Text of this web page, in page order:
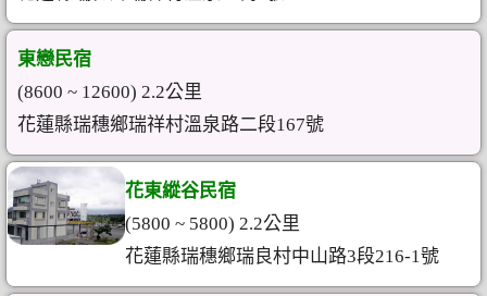
東戀民宿
(8600 ~ 12600) 2.2公里
花蓮縣瑞穗鄉瑞祥村溫泉路二段167號
花東縱谷民宿
(5800 ~ 5800) 2.2公里
花蓮縣瑞穗鄉瑞良村中山路3段216-1號